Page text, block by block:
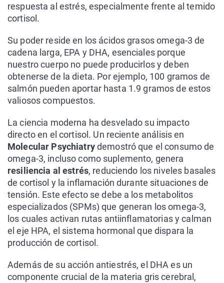
respuesta al estrés, especialmente frente al temido
cortisol.
Su poder reside en los ácidos grasos omega-3 de
cadena larga, EPA y DHA, esenciales porque
nuestro cuerpo no puede producirlos y deben
obtenerse de la dieta. Por ejemplo, 100 gramos de
salmón pueden aportar hasta 1.9 gramos de estos
valiosos compuestos.
La ciencia moderna ha desvelado su impacto
directo en el cortisol. Un reciente análisis en
Molecular Psychiatrydemostró que el consumo de
omega-3, incluso como suplemento, genera
resiliencia al estrés, reduciendo los niveles basales
de cortisol y la inflamación durante situaciones de
tensión. Este efecto se debe a los metabolitos
especializados (SPMs) que generan los omega-3,
los cuales activan rutas antiinflamatorias y calman
el eje HPA, el sistema hormonal que dispara la
producción de cortisol.
Además de su acción antiestrés, el DHA es un
componente crucial de la materia gris cerebral,